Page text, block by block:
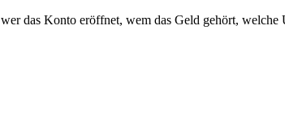
das Konto eröffnet, wem das Geld gehört, welche